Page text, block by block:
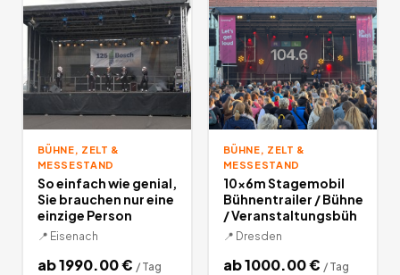
BÜHNE, ZELT &
MESSESTAND
So einfach wie genial,
Sie brauchen nur eine
einzige Person
📍 Eisenach
ab1990.00€ / Tag
BÜHNE, ZELT &
MESSESTAND
10x6m Stagemobil
Bühnentrailer / Bühne
/ Veranstaltungsbüh
📍 Dresden
ab1000.00€ / Tag